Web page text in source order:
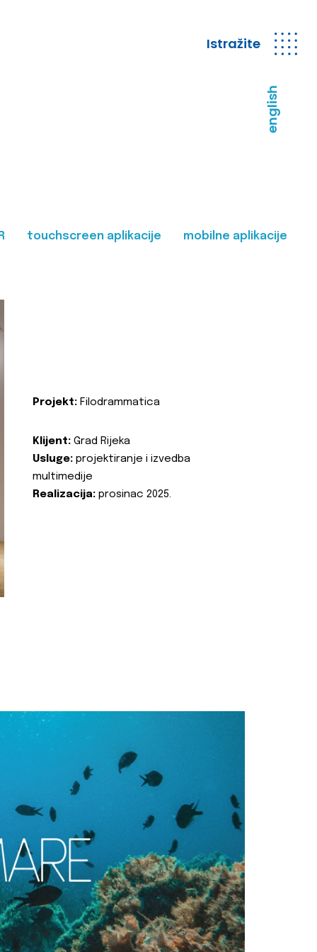
Istražite
english
touchscreen aplikacije mobilne aplikacije
Projekt: Filodrammatica
Klijent: Grad Rijeka
Usluge: projektiranje i izvedba
multimedije
Realizacija: prosinac 2025.